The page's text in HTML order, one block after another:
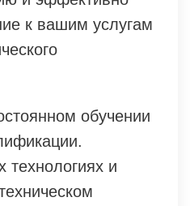
к вашим услугам
обучении
технологиях и